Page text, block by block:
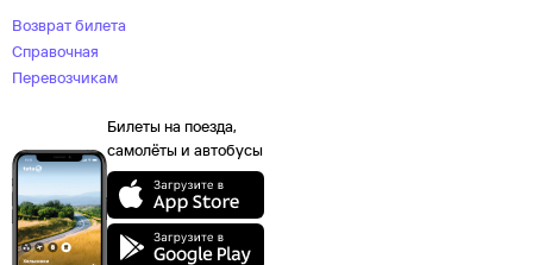
Возврат билета
Справочная
Перевозчикам
Билеты на поезда,
самолёты и автобусы